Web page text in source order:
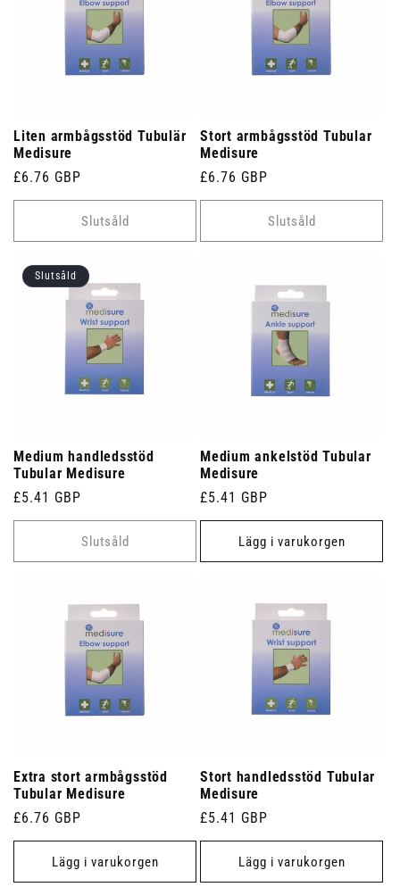
Liten armbågsstöd Tubulär
Medisure
Ordinarie
pris
£6.76 GBP
Slutsåld
Stort armbågsstöd Tubular
Medisure
Ordinarie
pris
£6.76 GBP
Slutsåld
Slutsåld
Medium handledsstöd
Tubular Medisure
Ordinarie
pris
£5.41 GBP
Slutsåld
Medium ankelstöd Tubular
Medisure
Ordinarie
pris
£5.41 GBP
Lägg i varukorgen
Extra stort armbågsstöd
Tubular Medisure
Ordinarie
pris
£6.76 GBP
Lägg i varukorgen
Stort handledsstöd Tubular
Medisure
Ordinarie
pris
£5.41 GBP
Lägg i varukorgen